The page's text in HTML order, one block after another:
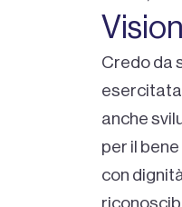
Credo da
esercitata
anche
per il
con